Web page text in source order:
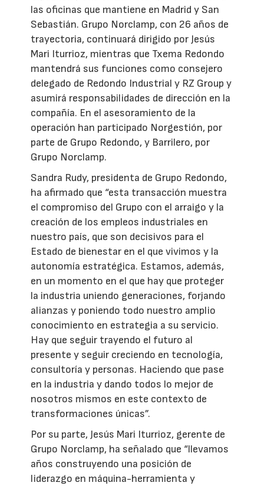
las oficinas que mantiene en Madrid y San
Sebastián. Grupo Norclamp, con 26 años de
trayectoria, continuará dirigido por Jesús
Mari Iturrioz, mientras que Txema Redondo
mantendrá sus funciones como consejero
delegado de Redondo Industrial y RZ Group y
asumirá responsabilidades de dirección en la
compañía. En el asesoramiento de la
operación han participado Norgestión, por
parte de Grupo Redondo, y Barrilero, por
Grupo Norclamp.
Sandra Rudy, presidenta de Grupo Redondo,
ha afirmado que “esta transacción muestra
el compromiso del Grupo con el arraigo y la
creación de los empleos industriales en
nuestro país, que son decisivos para el
Estado de bienestar en el que vivimos y la
autonomía estratégica. Estamos, además,
en un momento en el que hay que proteger
la industria uniendo generaciones, forjando
alianzas y poniendo todo nuestro amplio
conocimiento en estrategia a su servicio.
Hay que seguir trayendo el futuro al
presente y seguir creciendo en tecnología,
consultoría y personas. Haciendo que pase
en la industria y dando todos lo mejor de
nosotros mismos en este contexto de
transformaciones únicas”.
Por su parte, Jesús Mari Iturrioz, gerente de
Grupo Norclamp, ha señalado que “llevamos
años construyendo una posición de
liderazgo en máquina-herramienta y